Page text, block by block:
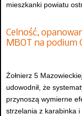
mieszkanki powiatu
Celność,
MBOT na podium
Żołnierz 5
udowodnił, że
przynoszą wymierne
strzelania z karabinka